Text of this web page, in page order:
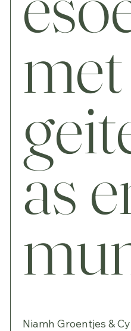
met
as
Niamh Groentjes &